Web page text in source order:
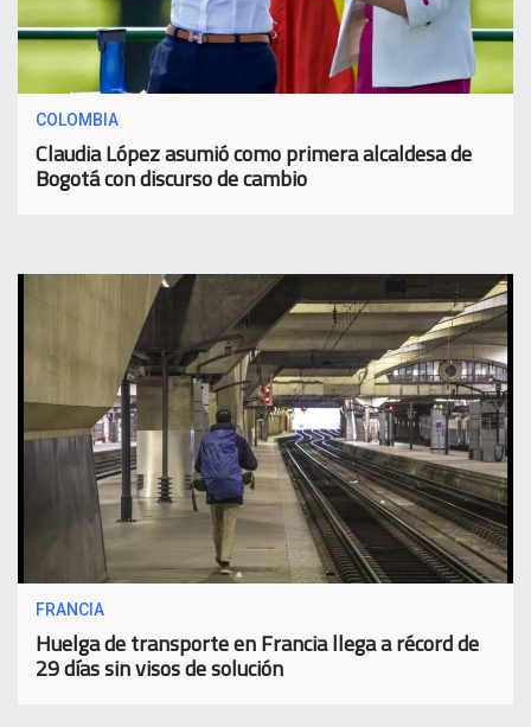
COLOMBIA
Claudia López asumió como primera alcaldesa de
Bogotá con discurso de cambio
FRANCIA
Huelga de transporte en Francia llega a récord de
29 días sin visos de solución